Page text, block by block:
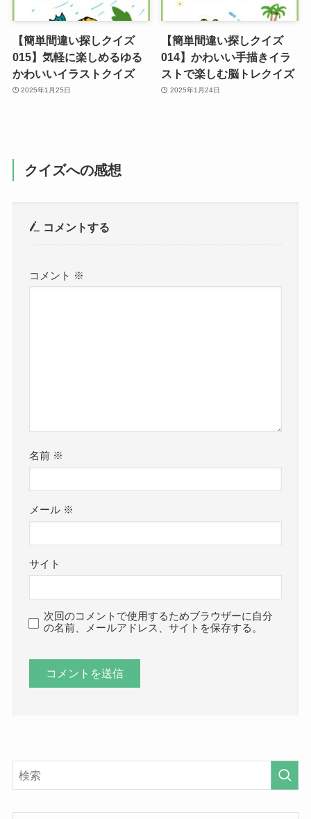
【簡単間違い探しクイズ
015】気軽に楽しめるゆる
かわいいイラストクイズ
2025年1月25日
【簡単間違い探しクイズ
014】かわいい手描きイラ
ストで楽しむ脳トレクイズ
2025年1月24日
クイズへの感想
コメントする
コメント ※
名前 ※
メール ※
サイト
次回のコメントで使用するためブラウザーに自分
の名前、メールアドレス、サイトを保存する。